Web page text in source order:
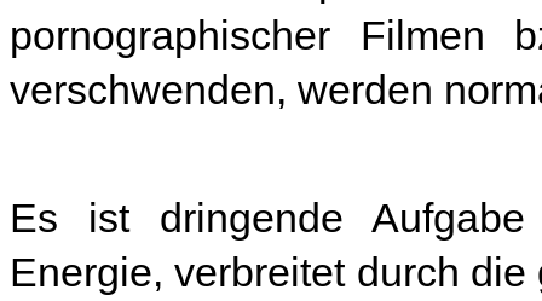
pornographischer Filmen
verschwenden, werden
Es ist dringende
Energie, verbreitet durch